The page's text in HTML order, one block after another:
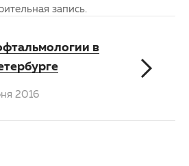
запись.
в
2016